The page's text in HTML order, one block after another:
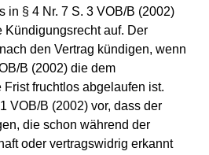
in § 4 Nr. 7 S. 3 VOB/B (2002)
Kündigungsrecht auf. Der
den Vertrag kündigen, wenn
B (2002) die dem
fruchtlos abgelaufen ist.
VOB/B (2002) vor, dass der
die schon während der
oder vertragswidrig erkannt